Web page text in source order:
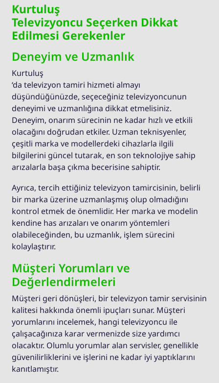
Kurtuluş
Televizyoncu Seçerken Dikkat
Edilmesi Gerekenler
Deneyim ve Uzmanlık
Kurtuluş
‘da televizyon tamiri hizmeti almayı
düşündüğünüzde, seçeceğiniz televizyoncunun
deneyimi ve uzmanlığına dikkat etmelisiniz.
Deneyim, onarım sürecinin ne kadar hızlı ve etkili
olacağını doğrudan etkiler. Uzman teknisyenler,
çeşitli marka ve modellerdeki cihazlarla ilgili
bilgilerini güncel tutarak, en son teknolojiye sahip
arızalarla başa çıkma becerisine sahiptir.
Ayrıca, tercih ettiğiniz televizyon tamircisinin, belirli
bir marka üzerine uzmanlaşmış olup olmadığını
kontrol etmek de önemlidir. Her marka ve modelin
kendine has arızaları ve onarım yöntemleri
olabileceğinden, bu uzmanlık, işlem sürecini
kolaylaştırır.
Müşteri Yorumları ve
Değerlendirmeleri
Müşteri geri dönüşleri, bir televizyon tamir servisinin
kalitesi hakkında önemli ipuçları sunar. Müşteri
yorumlarını incelemek, hangi televizyoncu ile
çalışacağınıza karar vermenizde size yardımcı
olacaktır. Olumlu yorumlar alan servisler, genellikle
güvenilirliklerini ve işlerini ne kadar iyi yaptıklarını
kanıtlamıştır.